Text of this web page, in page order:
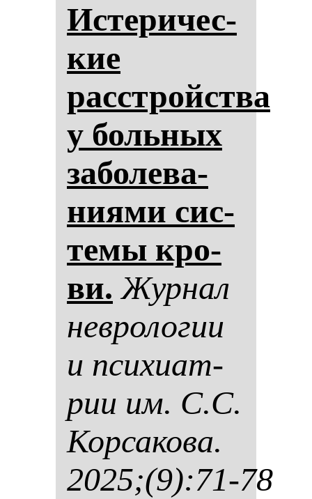
Ис­те­ри­чес­
кие
расстройства
у боль­ных
за­бо­ле­ва­
ни­ями сис­
те­мы кро­
ви. Жур­нал
нев­ро­ло­гии
и пси­хи­ат­
рии им. С.С.
Кор­са­ко­ва.
2025;(9):71-78